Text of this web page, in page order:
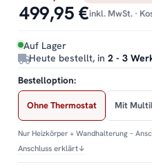
499,95 €inkl. MwSt. ·
Auf Lager
Heute bestellt, in 2 - 3
Bestelloption:
Ohne Thermostat Mit
Nur Heizkörper + Wandhalterung –
Anschluss erklärt↓